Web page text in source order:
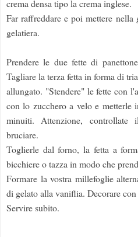
crema densa tipo la crema inglese.
Far raffreddare e poi mettere nella
gelatiera.
Prendere le due fette di
Tagliare la terza fetta in forma di
allungato. "Stendere" le fette con
con lo zucchero a velo e
minuiti. Attenzione,
bruciare.
Toglierle dal forno, la fetta a
bicchiere o tazza in modo che
Formare la vostra millefoglie
di gelato alla vaniflia. Decorare
Servire subito.